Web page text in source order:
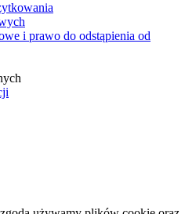
i prawo do odstąpienia od